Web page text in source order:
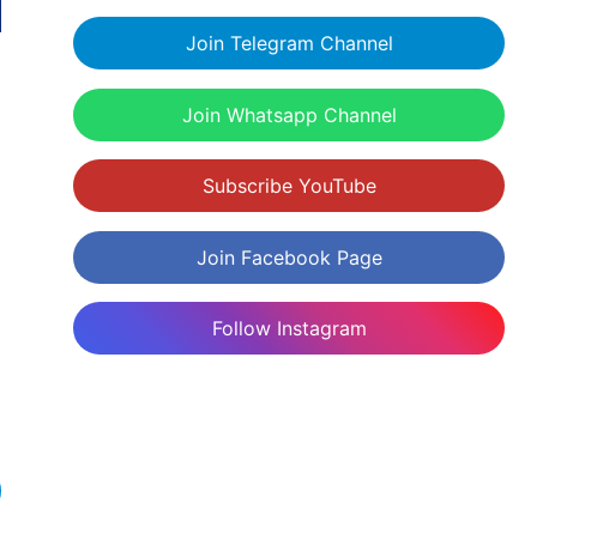
Join Telegram Channel
Join Whatsapp Channel
Subscribe YouTube
Join Facebook Page
Follow Instagram